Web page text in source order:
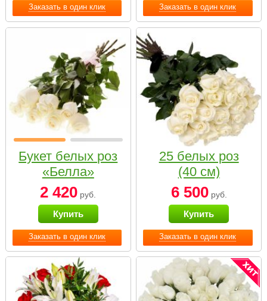
Заказать в один клик Заказать в один клик
Заказать в один клик
Букет белых роз
«Белла»
2 420 руб.
Купить
Заказать в один клик
25 белых роз
(40 см)
6 500руб.
Купить